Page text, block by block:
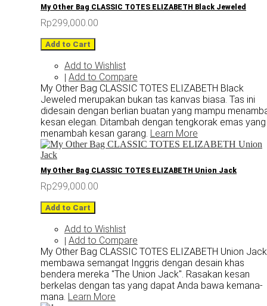
My Other Bag CLASSIC TOTES ELIZABETH Black Jeweled
Rp299,000.00
Add to Cart
Add to Wishlist
| Add to Compare
My Other Bag CLASSIC TOTES ELIZABETH Black
Jeweled merupakan bukan tas kanvas biasa. Tas ini
didesain dengan berlian buatan yang mampu
kesan elegan. Ditambah dengan tengkorak emas yang
menambah kesan garang. Learn More
My Other Bag CLASSIC TOTES ELIZABETH Union Jack
Rp299,000.00
Add to Cart
Add to Wishlist
| Add to Compare
My Other Bag CLASSIC TOTES ELIZABETH Union Jack
membawa semangat Inggris dengan desain khas
bendera mereka "The Union Jack". Rasakan kesan
berkelas dengan tas yang dapat Anda bawa kemana-
mana. Learn More